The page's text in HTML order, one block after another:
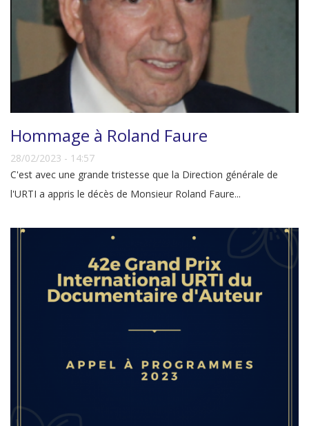
Hommage à Roland Faure
28/02/2023 - 14:57
C'est avec une grande tristesse que la Direction générale de
l'URTI a appris le décès de Monsieur Roland Faure...